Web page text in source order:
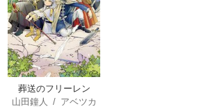
葬送のフリーレン
山田鐘人
/ アベツカ